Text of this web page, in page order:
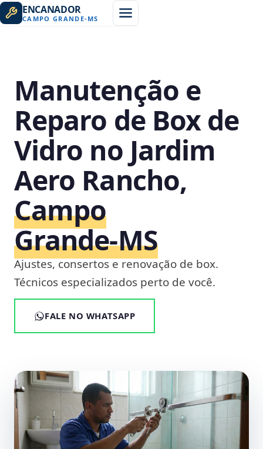
ENCANADOR
CAMPO GRANDE-MS
Manutenção e
Reparo de Box de
Vidro no Jardim
Aero Rancho,
Campo
Grande‑MS
Ajustes, consertos e renovação de box.
Técnicos especializados perto de você.
FALE NO WHATSAPP